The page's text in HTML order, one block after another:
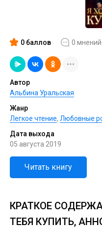
0 баллов 0 мнений
Автор
Альбина Уральская
Жанр
Легкое чтение, Любовные
Дата выхода
05 августа 2019
Читать книгу
КРАТКОЕ
ТЕБЯ КУПИТЬ,